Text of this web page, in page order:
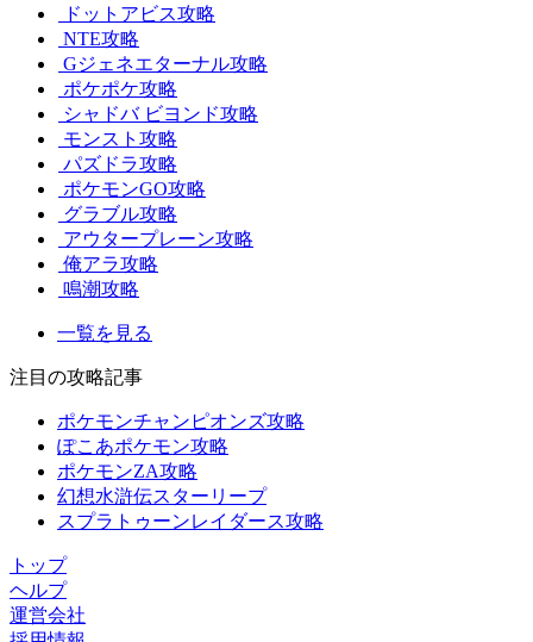
ドットアビス攻略
NTE攻略
Gジェネエターナル攻略
ポケポケ攻略
シャドバ ビヨンド攻略
モンスト攻略
パズドラ攻略
ポケモンGO攻略
グラブル攻略
アウタープレーン攻略
俺アラ攻略
鳴潮攻略
一覧を見る
注目の攻略記事
ポケモンチャンピオンズ攻略
ぽこあポケモン攻略
ポケモンZA攻略
幻想水滸伝スターリープ
スプラトゥーンレイダース攻略
トップ
ヘルプ
運営会社